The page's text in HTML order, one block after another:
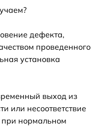
дефекта,
проведенного
установка
выход из
или несоответствие
нормальном